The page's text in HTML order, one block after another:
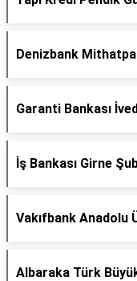
Denizbank
Garanti Bankası
İş Bankası Girne
Vakıfbank Anadolu
Albaraka Türk